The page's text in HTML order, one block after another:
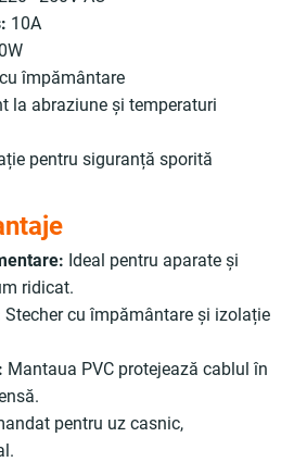
10A
împământare
la abraziune și temperaturi
pentru siguranță sporită
Ideal pentru aparate și
ridicat.
Stecher cu împământare și izolație
Mantaua PVC protejează cablul în
pentru uz casnic,